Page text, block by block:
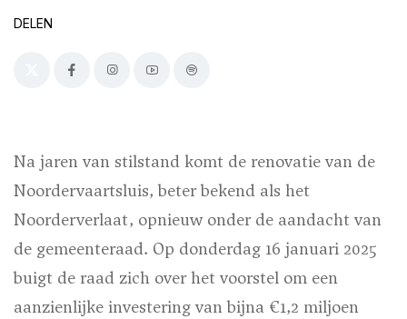
DELEN
Na jaren van stilstand komt de renovatie van de
Noordervaartsluis, beter bekend als het
Noorderverlaat, opnieuw onder de aandacht van
de gemeenteraad. Op donderdag 16 januari 2025
buigt de raad zich over het voorstel om een
aanzienlijke investering van bijna €1,2 miljoen